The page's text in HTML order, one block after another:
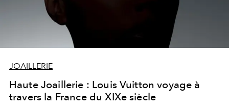
JOAILLERIE
Haute Joaillerie : Louis Vuitton voyage à
travers la France du XIXe siècle